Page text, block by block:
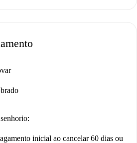
inicial ao cancelar 60 dias ou